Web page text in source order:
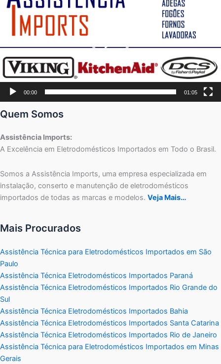
vídeo
00:00 01:05
Quem Somos
Assistência Imports:
A Excelência em Eletrodomésticos Importados em Todo o Brasil.
Somos a Assistência Imports, uma empresa especializada em
instalação, conserto e manutenção de eletrodomésticos
importados de todas as marcas e modelos. Veja Mais…
Mais Procurados
Assistência Técnica para Eletrodomésticos Importados em São
Paulo
Assistência Técnica Eletrodomésticos Importados Paraná
Assistência Técnica Eletrodomésticos Importados Rio Grande do
Sul
Assistência Técnica Eletrodomésticos Importados Bahia
Assistência Técnica Eletrodomésticos Importados Santa Catarina
Assistência Técnica Eletrodomésticos Importados Rio de Janeiro
Assistência Técnica para Eletrodomésticos Importados em Minas
Gerais